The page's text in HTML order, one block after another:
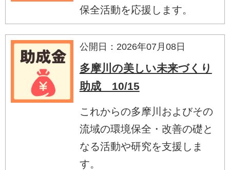
保全活動を応援します。
公開日：2026年07月08日
多摩川の美しい未来づくり
助成 10/15
これからの多摩川およびその
流域の環境保全・改善の礎と
なる活動や研究を支援しま
す。